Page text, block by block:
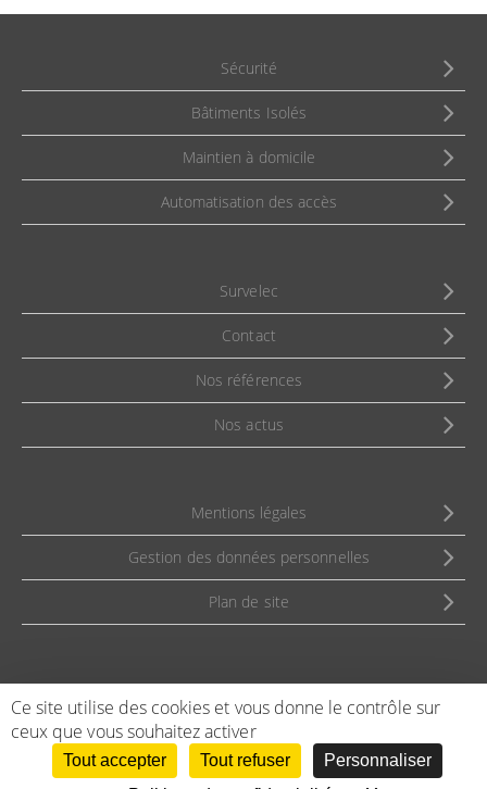
Sécurité
Bâtiments Isolés
Maintien à domicile
Automatisation des accès
Survelec
Contact
Nos références
Nos actus
Mentions légales
Gestion des données personnelles
Plan de site
NOUS CONTACTER
© Survelec - Groupe ADEC 2023
Ce site utilise des cookies et vous donne le contrôle sur
ceux que vous souhaitez activer
Tout accepter Tout refuser
Personnaliser